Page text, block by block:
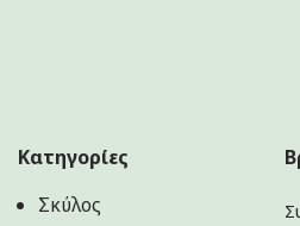
Κατηγορίες
Σκύλος